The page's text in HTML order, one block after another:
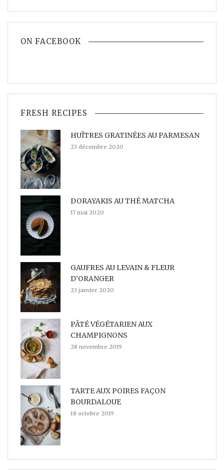
ON FACEBOOK
FRESH RECIPES
HUÎTRES GRATINÉES AU PARMESAN
23 décembre 2020
DORAYAKIS AU THÉ MATCHA
17 mai 2020
GAUFRES AU LEVAIN & FLEUR
D’ORANGER
23 janvier 2020
PÂTÉ VÉGÉTARIEN AUX
CHAMPIGNONS
28 novembre 2019
TARTE AUX POIRES FAÇON
BOURDALOUE
18 octobre 2019